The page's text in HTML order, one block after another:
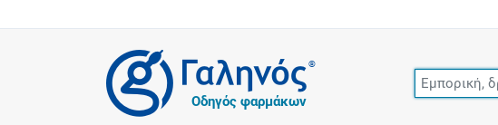
®
Οδηγός φαρμάκων